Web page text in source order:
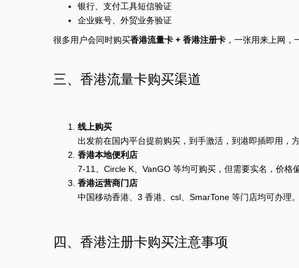
银行、支付工具短信验证
企业账号、外贸业务验证
很多用户会同时购买香港流量卡 + 香港注册卡 ，一张用来上网，
三、香港流量卡购买渠道
线上购买
出发前在国内平台提前购买，到手激活，到港即插即用，方
香港本地便利店
7-11、Circle K、VanGO 等均可购买，但需要实名，价格偏
香港运营商门店
中国移动香港、3 香港、csl、SmarTone 等门店均可办理。
四、香港注册卡购买注意事项